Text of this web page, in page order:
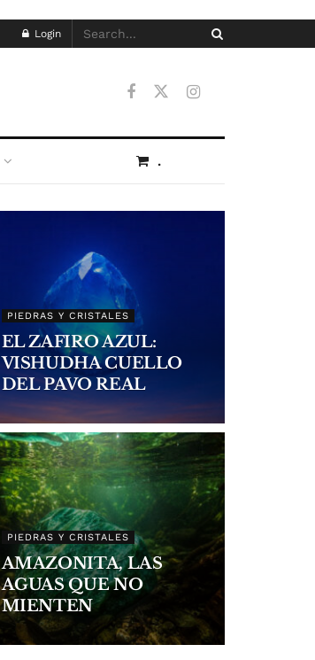
Login
.
PIEDRAS Y CRISTALES
EL ZAFIRO AZUL:
VISHUDHA CUELLO
DEL PAVO REAL
PIEDRAS Y CRISTALES
AMAZONITA, LAS
AGUAS QUE NO
MIENTEN